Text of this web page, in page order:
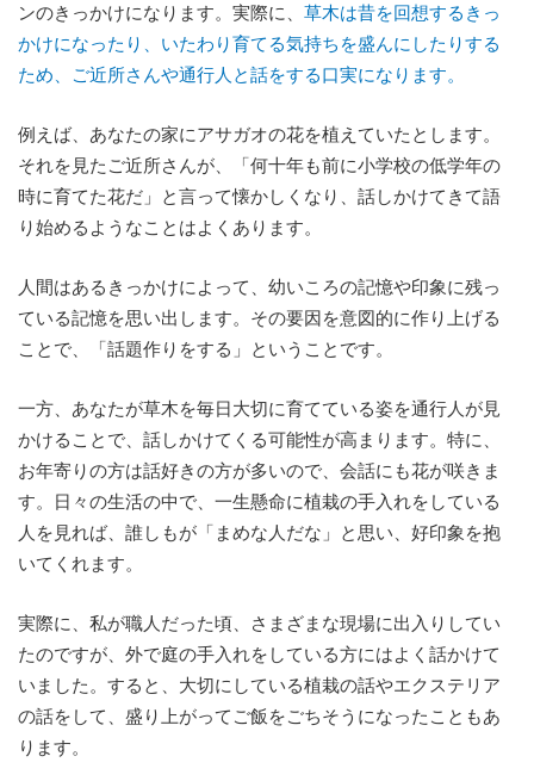
ンのきっかけになります。実際に、 草木は昔を回想するきっ
かけになったり、いたわり育てる気持ちを盛んにしたりする
ため、ご近所さんや通行人と話をする口実になります。
例えば、あなたの家にアサガオの花を植えていたとします。
それを見たご近所さんが、「何十年も前に小学校の低学年の
時に育てた花だ」と言って懐かしくなり、話しかけてきて語
り始めるようなことはよくあります。
人間はあるきっかけによって、幼いころの記憶や印象に残っ
ている記憶を思い出します。その要因を意図的に作り上げる
ことで、「話題作りをする」ということです。
一方、あなたが草木を毎日大切に育てている姿を通行人が見
かけることで、話しかけてくる可能性が高まります。特に、
お年寄りの方は話好きの方が多いので、会話にも花が咲きま
す。日々の生活の中で、一生懸命に植栽の手入れをしている
人を見れば、誰しもが「まめな人だな」と思い、好印象を抱
いてくれます。
実際に、私が職人だった頃、さまざまな現場に出入りしてい
たのですが、外で庭の手入れをしている方にはよく話かけて
いました。すると、大切にしている植栽の話やエクステリア
の話をして、盛り上がってご飯をごちそうになったこともあ
ります。